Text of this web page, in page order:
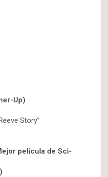
Up)
Story”
película de Sci-